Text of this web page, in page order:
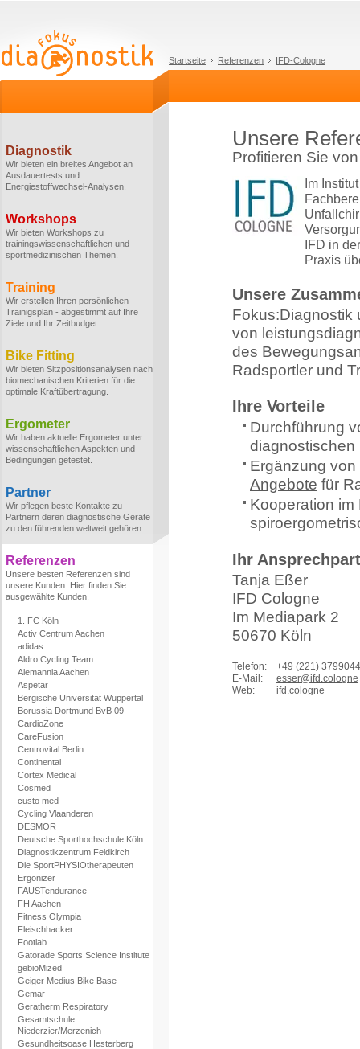
Startseite Referenzen IFD-Cologne
Diagnostik
Wir bieten ein breites Angebot an
Ausdauertests und
Energiestoffwechsel-Analysen.
Workshops
Wir bieten Workshops zu
trainingswissenschaftlichen und
sportmedizinischen Themen.
Training
Wir erstellen Ihren persönlichen
Trainigsplan - abgestimmt auf Ihre
Ziele und Ihr Zeitbudget.
Bike Fitting
Wir bieten Sitzpositionsanalysen nach
biomechanischen Kriterien für die
optimale Kraftübertragung.
Ergometer
Wir haben aktuelle Ergometer unter
wissenschaftlichen Aspekten und
Bedingungen getestet.
Partner
Wir pflegen beste Kontakte zu
Partnern deren diagnostische Geräte
zu den führenden weltweit gehören.
Referenzen
Unsere besten Referenzen sind
unsere Kunden. Hier finden Sie
ausgewählte Kunden.
1. FC Köln
Activ Centrum Aachen
adidas
Aldro Cycling Team
Alemannia Aachen
Aspetar
Bergische Universität Wuppertal
Borussia Dortmund BvB 09
CardioZone
CareFusion
Centrovital Berlin
Continental
Cortex Medical
Cosmed
custo med
Cycling Vlaanderen
DESMOR
Deutsche Sporthochschule Köln
Diagnostikzentrum Feldkirch
Die SportPHYSIOtherapeuten
Ergonizer
FAUSTendurance
FH Aachen
Fitness Olympia
Fleischhacker
Footlab
Gatorade Sports Science Institute
gebioMized
Geiger Medius Bike Base
Gemar
Geratherm Respiratory
Gesamtschule
Niederzier/Merzenich
Gesundheitsoase Hesterberg
Unsere
Profitieren Sie
Im
IFD in
Praxis
Unsere
Fokus:Diagnostik
von
des
Radsportler und
Ihre Vorteile
Durchführung
diagnostischen
Ergänzung
Angebote für
Kooperation
Ihr
Tanja Eßer
IFD Cologne
Im Mediapark 2
50670 Köln
Telefon: +49 (221)
E-Mail:
esser@ifd.cologne
Web:
ifd.cologne